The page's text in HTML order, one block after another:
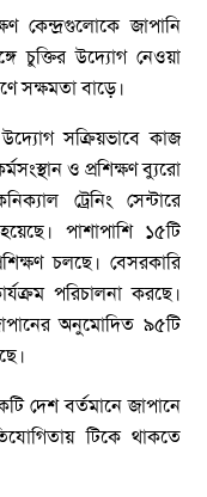
কেন্দ্রগুলোকে জাপানি
চুক্তির উদ্যোগ নেওয়া
সক্ষমতা বাড়ে।
সক্রিয়ভাবে কাজ
ও প্রশিক্ষণ ব্যুরো
ট্রেনিং সেন্টারে
পাশাপাশি ১৫টি
চলছে। বেসরকারি
পরিচালনা করছে।
অনুমোদিত ৯৫টি
দেশ বর্তমানে জাপানে
টিকে থাকতে